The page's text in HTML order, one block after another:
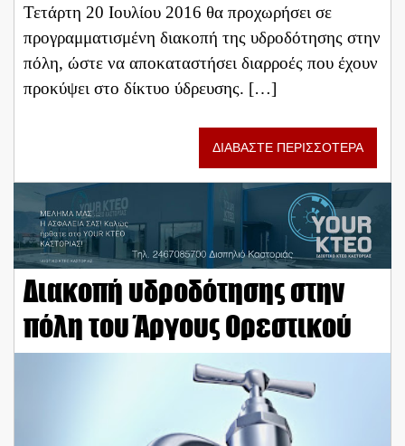
Τετάρτη 20 Ιουλίου 2016 θα προχωρήσει σε
προγραμματισμένη διακοπή της υδροδότησης στην
πόλη, ώστε να αποκαταστήσει διαρροές που έχουν
προκύψει στο δίκτυο ύδρευσης. […]
ΔΙΑΒΑΣΤΕ ΠΕΡΙΣΣΟΤΕΡΑ
Διακοπή υδροδότησης στην
πόλη του Άργους Ορεστικού